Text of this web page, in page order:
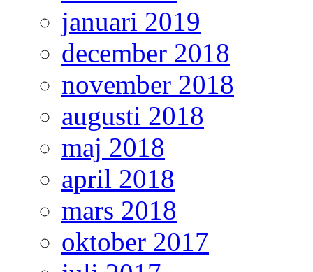
januari 2019
december 2018
november 2018
augusti 2018
maj 2018
april 2018
mars 2018
oktober 2017